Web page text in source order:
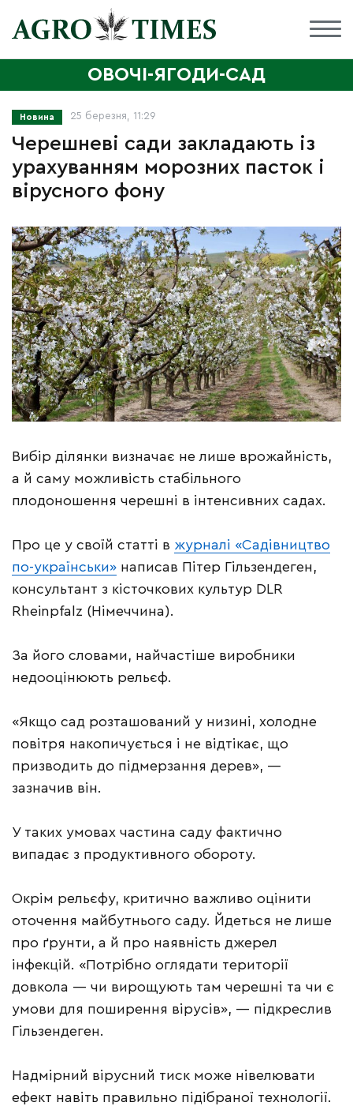
ОВОЧІ-ЯГОДИ-САД
Новина 25 березня, 11:29
Черешневі сади закладають із
урахуванням морозних пасток і
вірусного фону
Вибір ділянки визначає не лише врожайність,
а й саму можливість стабільного
плодоношення черешні в інтенсивних садах.
Про це у своїй статті в журналі «Садівництво
по-українськи» написав Пітер Гільзендеген,
консультант з кісточкових культур DLR
Rheinpfalz (Німеччина).
За його словами, найчастіше виробники
недооцінюють рельєф.
«Якщо сад розташований у низині, холодне
повітря накопичується і не відтікає, що
призводить до підмерзання дерев», —
зазначив він.
У таких умовах частина саду фактично
випадає з продуктивного обороту.
Окрім рельєфу, критично важливо оцінити
оточення майбутнього саду. Йдеться не лише
про ґрунти, а й про наявність джерел
інфекцій. «Потрібно оглядати території
довкола — чи вирощують там черешні та чи є
умови для поширення вірусів», — підкреслив
Гільзендеген.
Надмірний вірусний тиск може нівелювати
ефект навіть правильно підібраної технології.